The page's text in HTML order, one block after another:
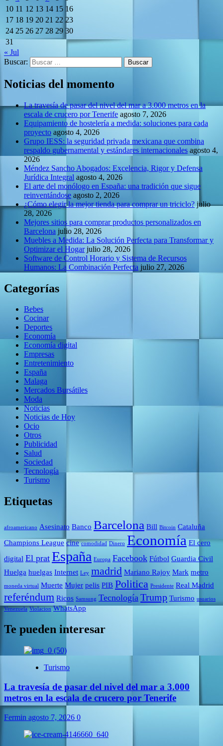
10 11 12 13 14 15 16
17 18 19 20 21 22 23
24 25 26 27 28 29 30
31
« Jul
Buscar:
Noticias del momento
La travesía de pasar del nivel del mar a 3.000 metros en la
escala de crucero por Tenerife agosto 7, 2026
Equipamiento de hostelería a medida: soluciones para cada
proyecto agosto 4, 2026
Grupo IESS: la seguridad privada mexicana que combina
respaldo gubernamental y estándares internacionales agosto 4,
2026
Méndez Sancho Abogados: Excelencia, Rigor y Defensa
Jurídica Integral agosto 4, 2026
El arte del monólogo en España: una tradición que sigue
reinventándose agosto 2, 2026
¿Cómo elegir la mejor tienda para comprar un triciclo? julio
28, 2026
Mejores sitios para comprar productos personalizados en
Barcelona julio 28, 2026
Muebles a Medida: La Solución Perfecta para Transformar y
Optimizar el Hogar julio 28, 2026
Software de Control Horario y Sistema de Recursos
Humanos: La Combinación Perfecta julio 27, 2026
Categorías
Bebes
Cocinar
Deportes
Economía
Economía digital
Empresas
Entretenimiento
España
Malaga
Mercados Bursátiles
Moda
Noticias
Noticias de Hoy
Ocio
Otros
Publicidad
Salud
Sociedad
Tecnología
Turismo
Etiquetas
afroamericano Asesinato Banco Barcelona Bill Bitcoin Cataluña
Champions League cine comodidad Dinero Economía El cero
digital El prat España Europa Facebook Fútbol Guardia Civil
Huelga huelgas Internet Ley madrid Mariano Rajoy Mark metro
moneda virtual Muerte Mujer pelis PIB Politica Presidente Real Madrid
referéndum Ricos Samsung Tecnología Trump Turismo usuarios
Venezuela Violacion WhatsApp
Te pueden interesar
Turismo
La travesía de pasar del nivel del mar a 3.000
metros en la escala de crucero por Tenerife
Fermin agosto 7, 2026 0